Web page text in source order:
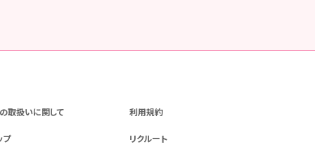
取扱いに関して 利用規約
プ リクルート